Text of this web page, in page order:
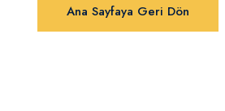
Ana Sayfaya Geri Dön